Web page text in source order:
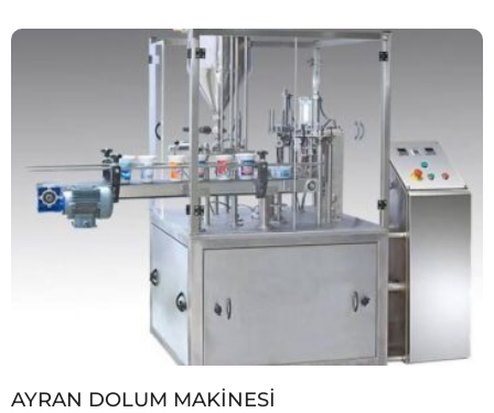
AYRAN DOLUM MAKINESI